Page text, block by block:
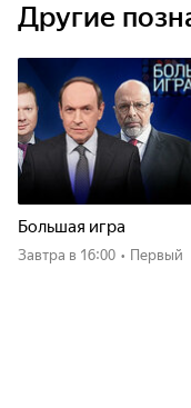
Другие
Большая игра
Завтра в 16:00 • Первый